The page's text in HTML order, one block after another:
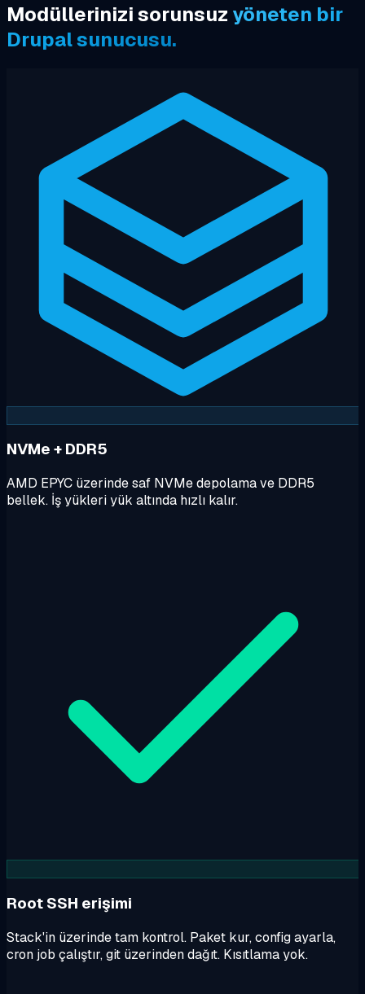
Modüllerinizi sorunsuz yöneten bir
Drupal sunucusu.
NVMe + DDR5
AMD EPYC üzerinde saf NVMe depolama ve DDR5
bellek. İş yükleri yük altında hızlı kalır.
Root SSH erişimi
Stack'in üzerinde tam kontrol. Paket kur, config ayarla,
cron job çalıştır, git üzerinden dağıt. Kısıtlama yok.